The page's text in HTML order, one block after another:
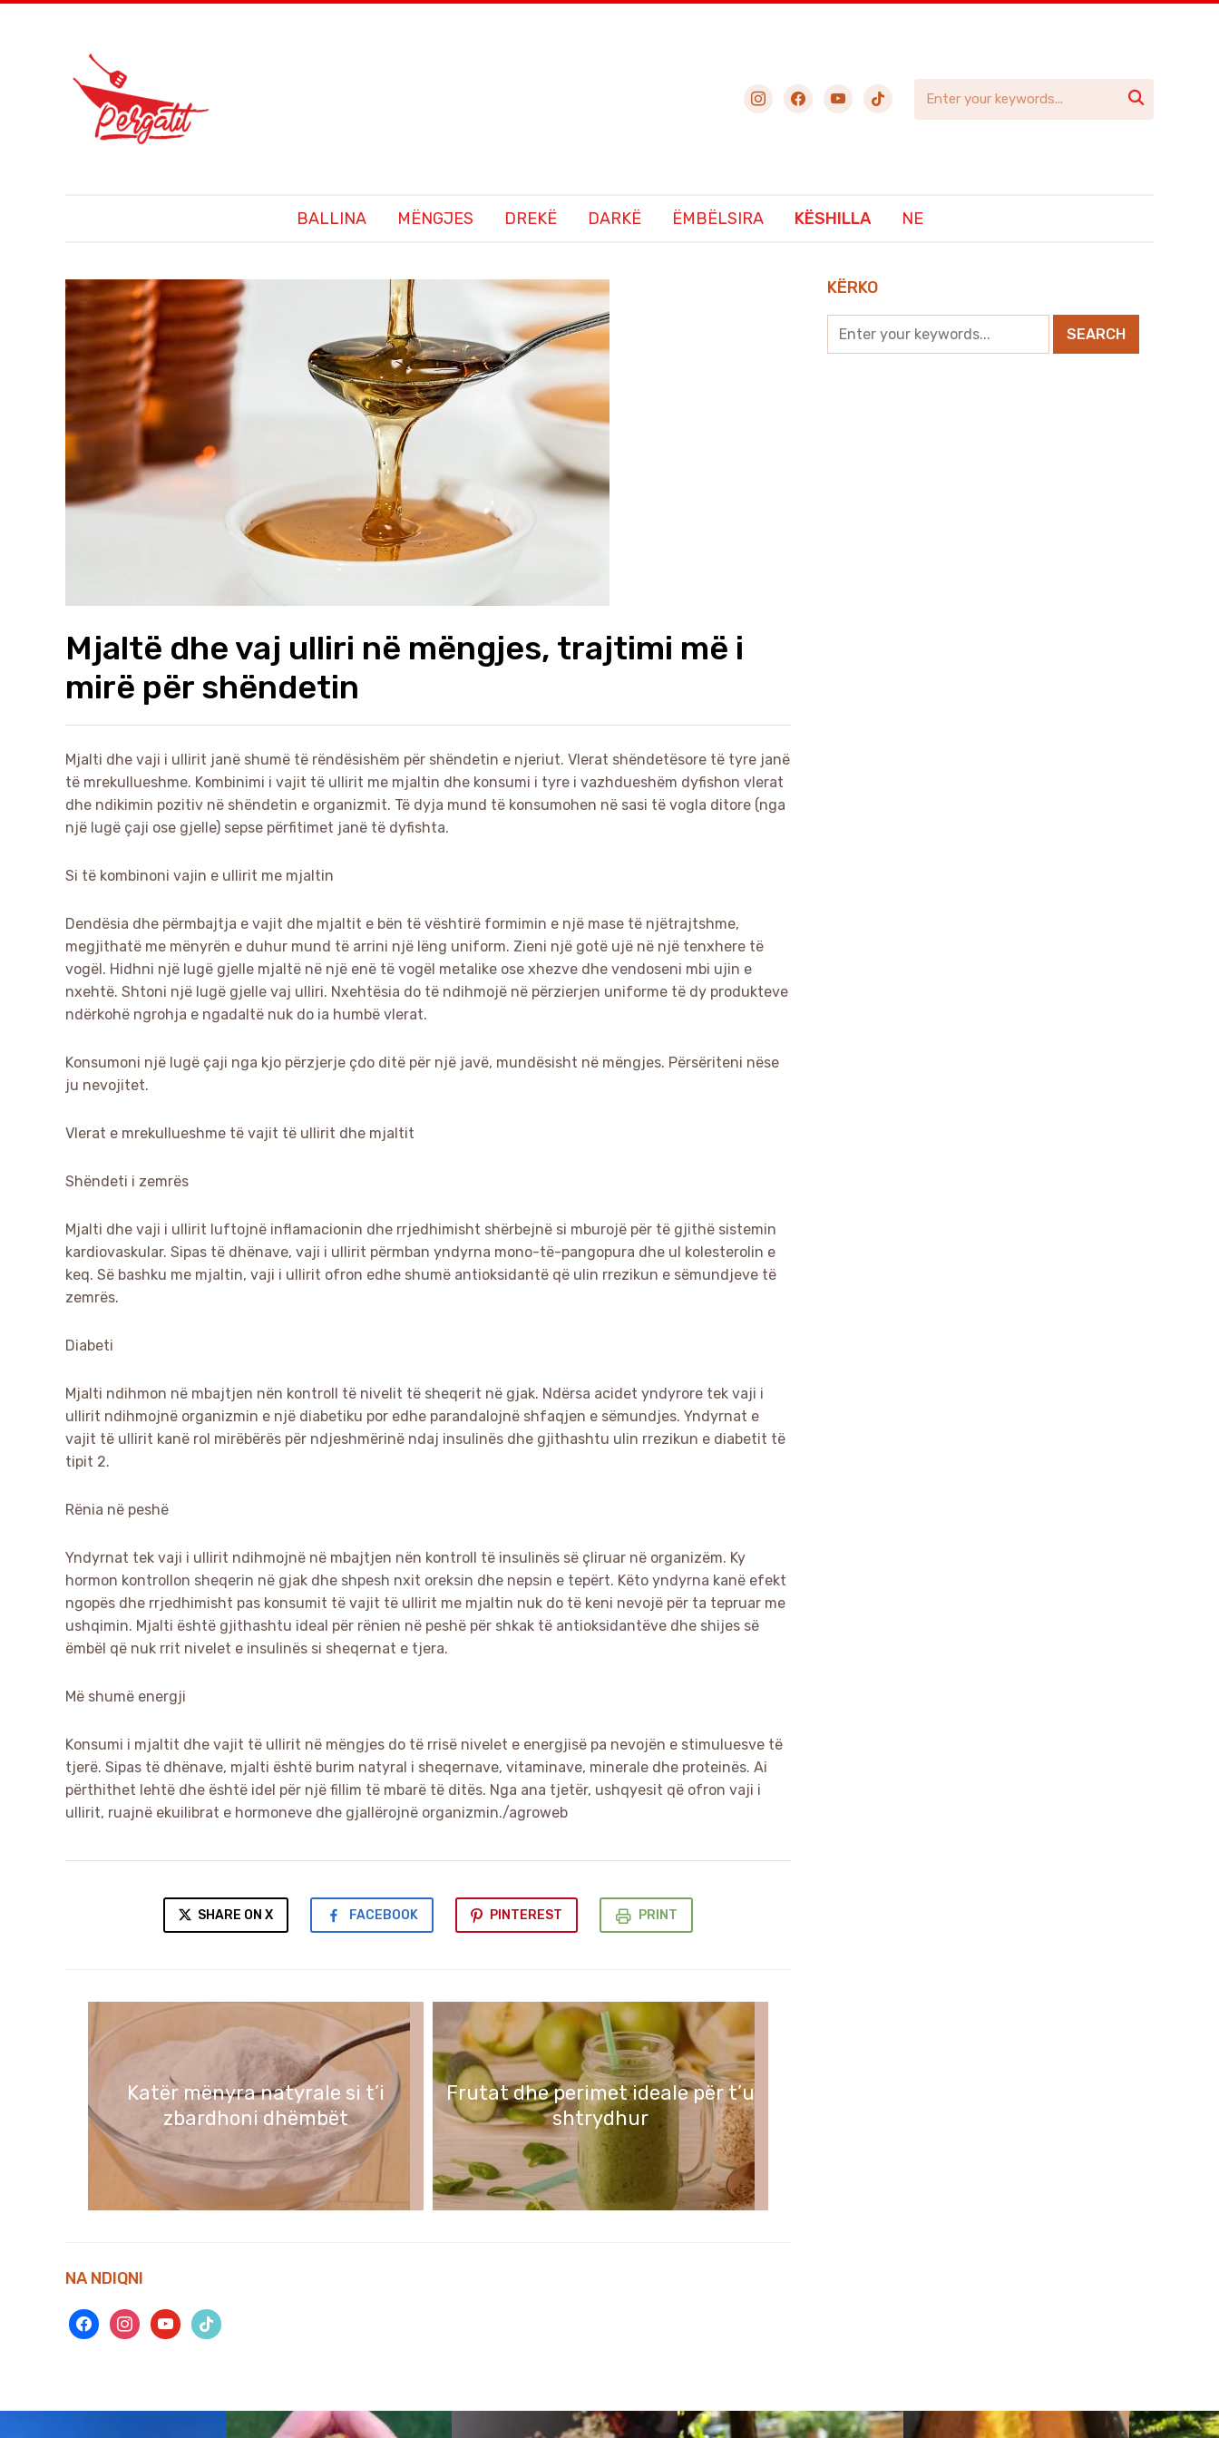
instagramfacebookyoutubetiktok 
BALLINA MËNGJES DREKË DARKË ËMBËLSIRA KËSHILLA NE
Mjaltë dhe vaj ulliri në mëngjes, trajtimi më i
mirë për shëndetin
Mjalti dhe vaji i ullirit janë shumë të rëndësishëm për shëndetin e njeriut. Vlerat shëndetësore të tyre janë
të mrekullueshme. Kombinimi i vajit të ullirit me mjaltin dhe konsumi i tyre i vazhdueshëm dyfishon vlerat
dhe ndikimin pozitiv në shëndetin e organizmit. Të dyja mund të konsumohen në sasi të vogla ditore (nga
një lugë çaji ose gjelle) sepse përfitimet janë të dyfishta.
Si të kombinoni vajin e ullirit me mjaltin
Dendësia dhe përmbajtja e vajit dhe mjaltit e bën të vështirë formimin e një mase të njëtrajtshme,
megjithatë me mënyrën e duhur mund të arrini një lëng uniform. Zieni një gotë ujë në një tenxhere të
vogël. Hidhni një lugë gjelle mjaltë në një enë të vogël metalike ose xhezve dhe vendoseni mbi ujin e
nxehtë. Shtoni një lugë gjelle vaj ulliri. Nxehtësia do të ndihmojë në përzierjen uniforme të dy produkteve
ndërkohë ngrohja e ngadaltë nuk do ia humbë vlerat.
Konsumoni një lugë çaji nga kjo përzjerje çdo ditë për një javë, mundësisht në mëngjes. Përsëriteni nëse
ju nevojitet.
Vlerat e mrekullueshme të vajit të ullirit dhe mjaltit
Shëndeti i zemrës
Mjalti dhe vaji i ullirit luftojnë inflamacionin dhe rrjedhimisht shërbejnë si mburojë për të gjithë sistemin
kardiovaskular. Sipas të dhënave, vaji i ullirit përmban yndyrna mono-të-pangopura dhe ul kolesterolin e
keq. Së bashku me mjaltin, vaji i ullirit ofron edhe shumë antioksidantë që ulin rrezikun e sëmundjeve të
zemrës.
Diabeti
Mjalti ndihmon në mbajtjen nën kontroll të nivelit të sheqerit në gjak. Ndërsa acidet yndyrore tek vaji i
ullirit ndihmojnë organizmin e një diabetiku por edhe parandalojnë shfaqjen e sëmundjes. Yndyrnat e
vajit të ullirit kanë rol mirëbërës për ndjeshmërinë ndaj insulinës dhe gjithashtu ulin rrezikun e diabetit të
tipit 2.
Rënia në peshë
Yndyrnat tek vaji i ullirit ndihmojnë në mbajtjen nën kontroll të insulinës së çliruar në organizëm. Ky
hormon kontrollon sheqerin në gjak dhe shpesh nxit oreksin dhe nepsin e tepërt. Këto yndyrna kanë efekt
ngopës dhe rrjedhimisht pas konsumit të vajit të ullirit me mjaltin nuk do të keni nevojë për ta tepruar me
ushqimin. Mjalti është gjithashtu ideal për rënien në peshë për shkak të antioksidantëve dhe shijes së
ëmbël që nuk rrit nivelet e insulinës si sheqernat e tjera.
Më shumë energji
Konsumi i mjaltit dhe vajit të ullirit në mëngjes do të rrisë nivelet e energjisë pa nevojën e stimuluesve të
tjerë. Sipas të dhënave, mjalti është burim natyral i sheqernave, vitaminave, minerale dhe proteinës. Ai
përthithet lehtë dhe është idel për një fillim të mbarë të ditës. Nga ana tjetër, ushqyesit që ofron vaji i
ullirit, ruajnë ekuilibrat e hormoneve dhe gjallërojnë organizmin./agroweb
SHARE ON X FACEBOOK PINTEREST PRINT
Katër mënyra natyrale si t’i
zbardhoni dhëmbët
Frutat dhe perimet ideale për t’u
shtrydhur
NA NDIQNI
facebookinstagramyoutubetiktok
KËRKO